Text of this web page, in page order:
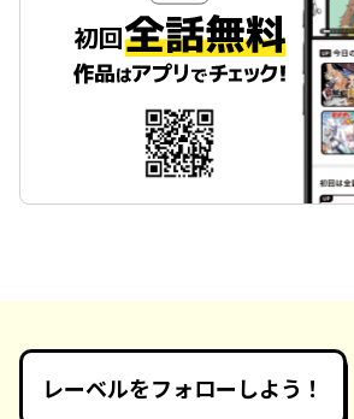
レーベルをフォローしよう！